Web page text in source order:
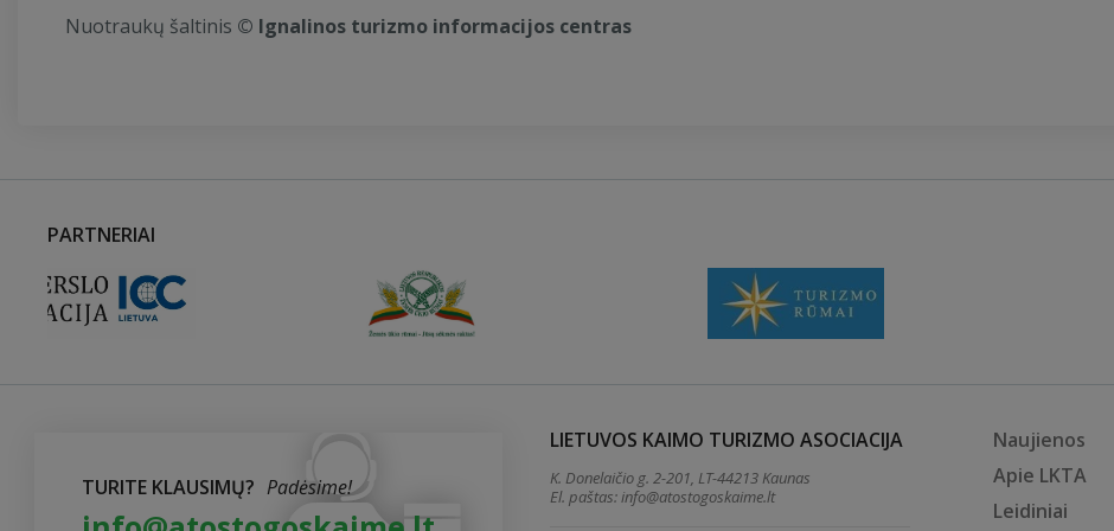
Nuotraukų šaltinis © Ignalinos turizmo informacijos centras
PARTNERIAI
TURITE KLAUSIMŲ? Padėsime!
LIETUVOS KAIMO TURIZMO ASOCIACIJA
K. Donelaičio g. 2-201, LT-44213 Kaunas
El. paštas:info@atostogoskaime.lt
Naujienos
Apie LKTA
Leidiniai